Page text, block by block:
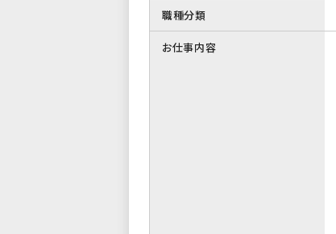
職種分類
お仕事内容